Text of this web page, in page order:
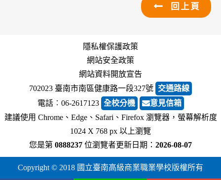
回上頁
隱私權保護政策
網站安全政策
網站資料開放宣告
702023 臺南市南區健康路一段327號 交通路線
電話︰06-2617123 全校分機
意見信箱
建議使用 Chrome、Edge、Safari、Firefox 瀏覽器，螢幕解析度
1024 X 768 px 以上瀏覽
您是第 0888237 位瀏覽者更新日期： 2026-08-07
Copyright © 2018 國立臺南高級商業職業學校版權所有